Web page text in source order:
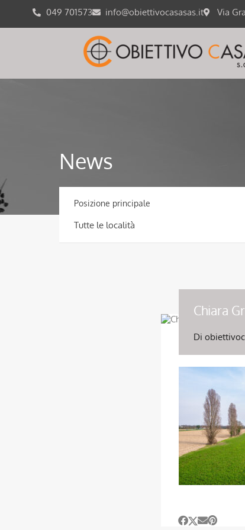
049 701573 info@obiettivocasasas.it Via
News
Posizione principale
Tutte le località
Chiara
Di